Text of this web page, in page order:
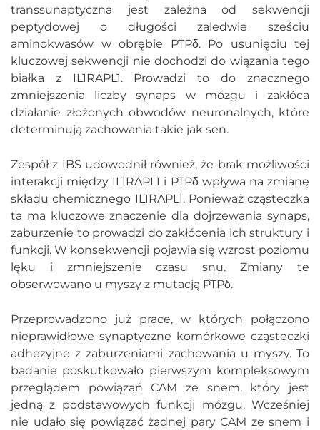
transsunaptyczna jest zależna od sekwencji
peptydowej o długości zaledwie sześciu
aminokwasów w obrębie PTPδ. Po usunięciu tej
kluczowej sekwencji nie dochodzi do wiązania tego
białka z IL1RAPL1. Prowadzi to do znacznego
zmniejszenia liczby synaps w mózgu i zakłóca
działanie złożonych obwodów neuronalnych, które
determinują zachowania takie jak sen.
Zespół z IBS udowodnił również, że brak możliwości
interakcji między IL1RAPL1 i PTPδ wpływa na zmianę
składu chemicznego IL1RAPL1. Ponieważ cząsteczka
ta ma kluczowe znaczenie dla dojrzewania synaps,
zaburzenie to prowadzi do zakłócenia ich struktury i
funkcji. W konsekwencji pojawia się wzrost poziomu
lęku i zmniejszenie czasu snu. Zmiany te
obserwowano u myszy z mutacją PTPδ.
Przeprowadzono już prace, w których połączono
nieprawidłowe synaptyczne komórkowe cząsteczki
adhezyjne z zaburzeniami zachowania u myszy. To
badanie poskutkowało pierwszym kompleksowym
przeglądem powiązań CAM ze snem, który jest
jedną z podstawowych funkcji mózgu. Wcześniej
nie udało się powiązać żadnej pary CAM ze snem i